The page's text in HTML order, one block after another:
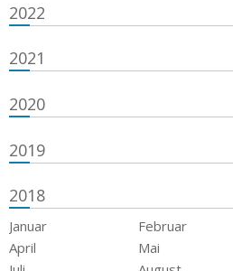
2022
2021
2020
2019
2018
Januar Februar
April
Mai